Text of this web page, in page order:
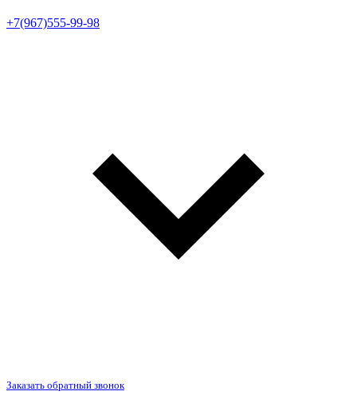
+7(967)555-99-98
Заказать обратный звонок